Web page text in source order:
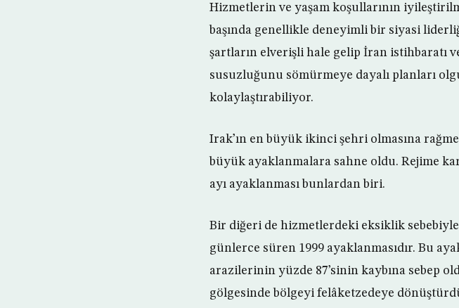
Hizmetlerin ve yaşam koşullarının
başında genellikle deneyimli bir siyasi
şartların elverişli hale gelip İran istihbaratı
susuzluğunu sömürmeye dayalı planları
kolaylaştırabiliyor.
Irak’ın en büyük ikinci şehri olmasına
büyük ayaklanmalara sahne oldu. Rejime
ayı ayaklanması bunlardan biri.
Bir diğeri de hizmetlerdeki eksiklik sebebiyle
günlerce süren 1999 ayaklanmasıdır. Bu
arazilerinin yüzde 87’sinin kaybına sebep
gölgesinde bölgeyi felâketzedeye